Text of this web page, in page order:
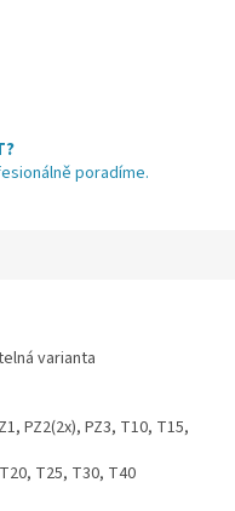
poradíme.
varianta
PZ2(2x), PZ3, T10, T15,
T25, T30, T40